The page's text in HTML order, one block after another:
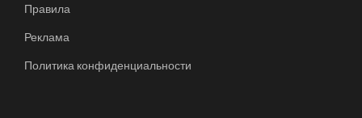
Правила
Реклама
Политика конфиденциальности